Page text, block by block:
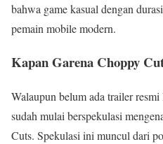
bahwa game kasual dengan
pemain mobile modern.
Kapan Garena Choppy
Walaupun belum ada trailer
sudah mulai berspekulasi
Cuts. Spekulasi ini muncul dari